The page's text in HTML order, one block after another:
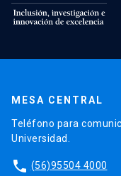
MESA CENTRAL
Teléfono para
Universidad.
phone (56)95504 4000